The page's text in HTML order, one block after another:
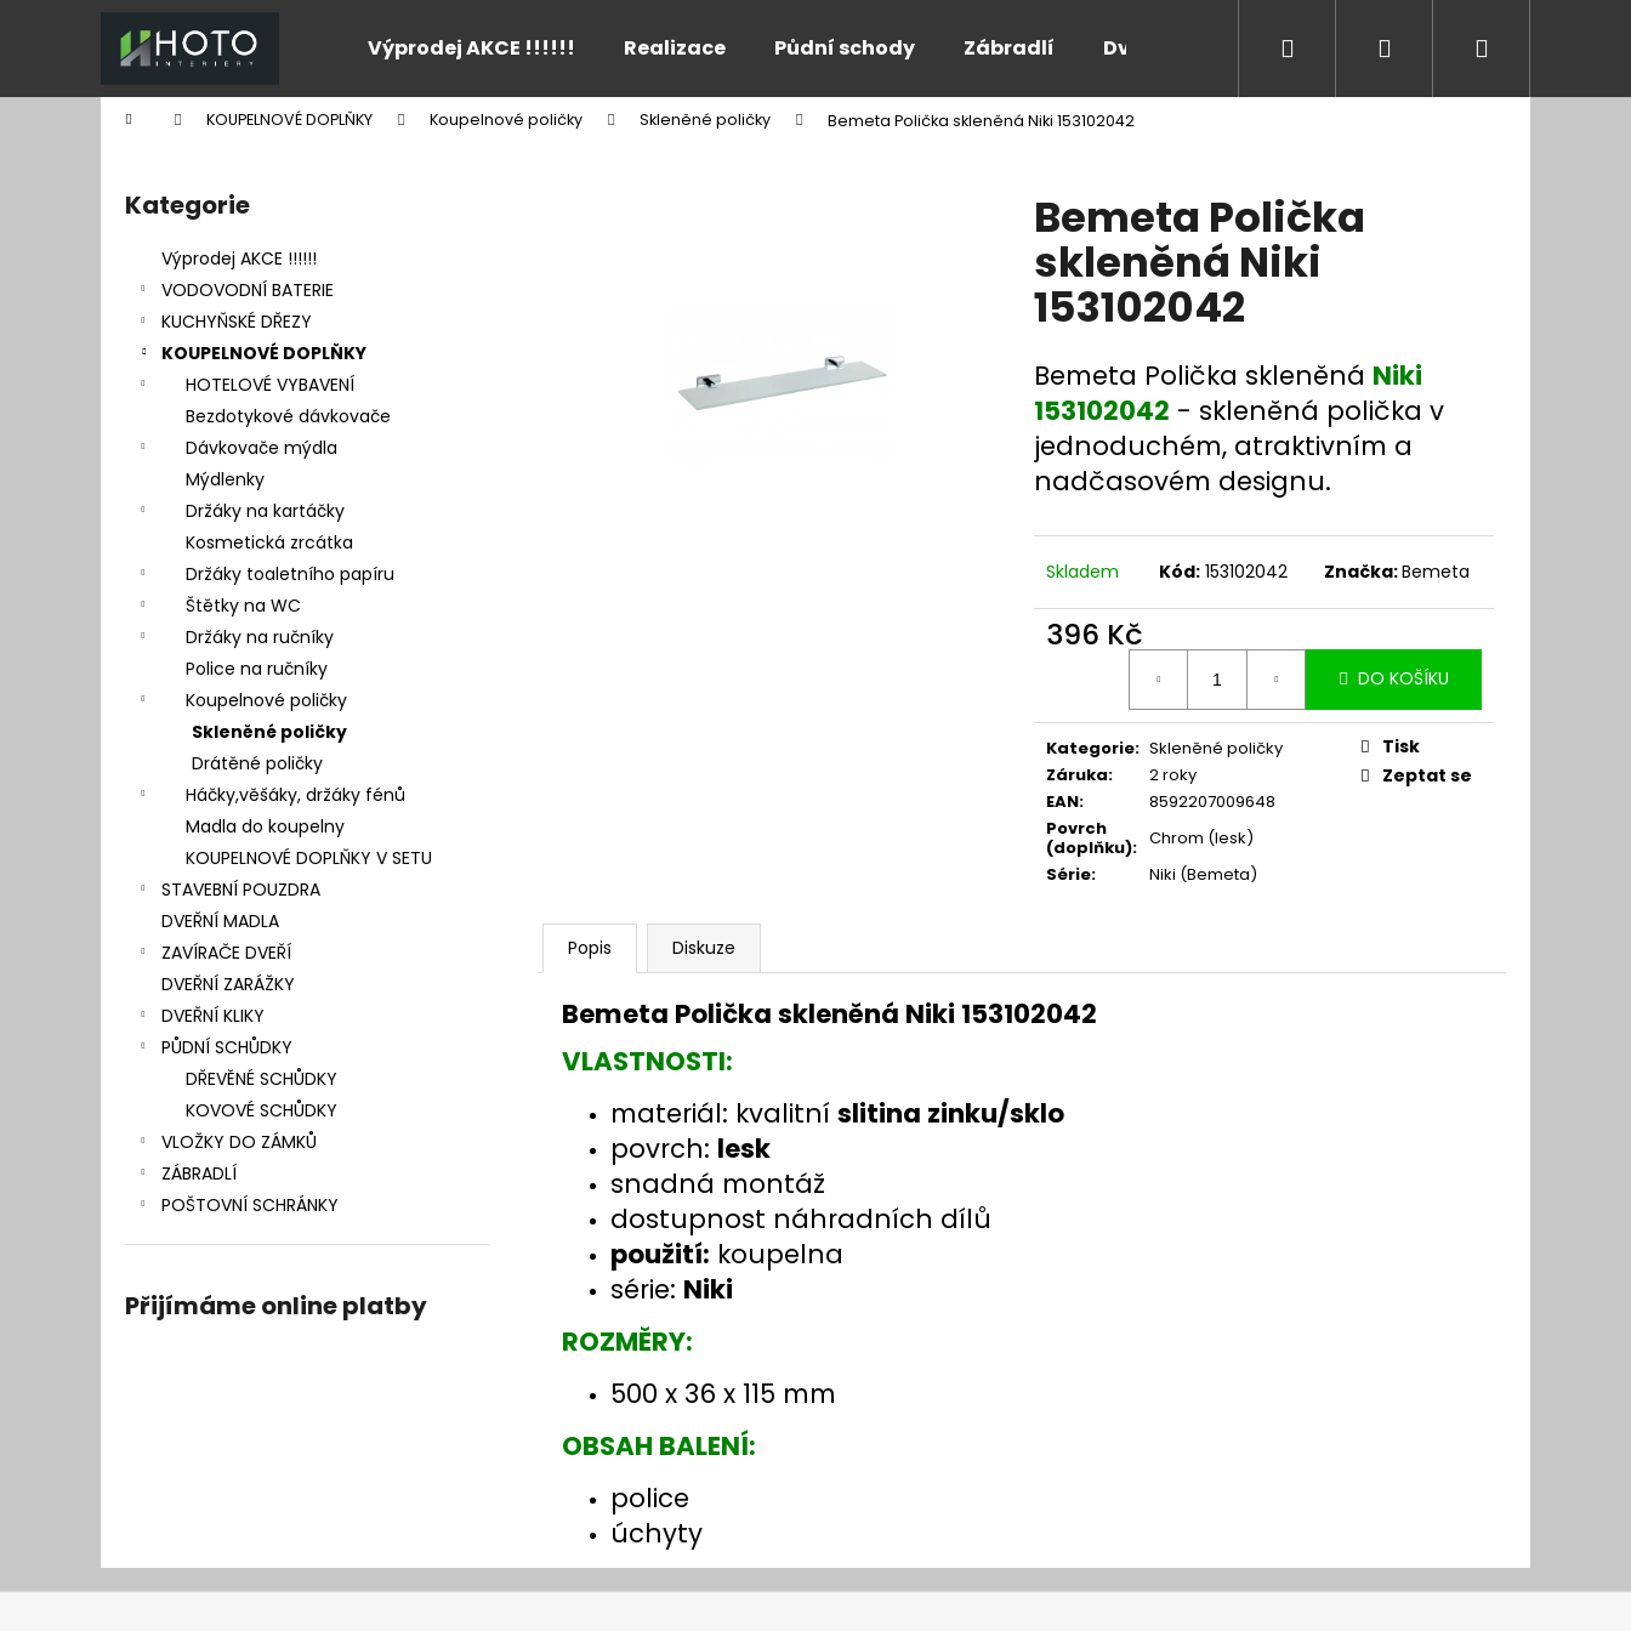
Výprodej AKCE !!!!!! Realizace Půdní schody Zábradlí Dveře a zárubně Kontakt Blog
Přihlášení
Domů KOUPELNOVÉ DOPLŇKY Koupelnové poličky Skleněné poličky Bemeta Polička skleněná Niki 153102042
Přeskočit
kategorie
Kategorie
Výprodej AKCE !!!!!!
VODOVODNÍ BATERIE
KUCHYŇSKÉ DŘEZY
KOUPELNOVÉ DOPLŇKY
HOTELOVÉ VYBAVENÍ
Bezdotykové dávkovače
Dávkovače mýdla
Mýdlenky
Držáky na kartáčky
Kosmetická zrcátka
Držáky toaletního papíru
Štětky na WC
Držáky na ručníky
Police na ručníky
Koupelnové poličky
Skleněné poličky
Drátěné poličky
Háčky,věšáky, držáky fénů
Madla do koupelny
KOUPELNOVÉ DOPLŇKY V SETU
STAVEBNÍ POUZDRA
DVEŘNÍ MADLA
ZAVÍRAČE DVEŘÍ
DVEŘNÍ ZARÁŽKY
DVEŘNÍ KLIKY
PŮDNÍ SCHŮDKY
DŘEVĚNÉ SCHŮDKY
KOVOVÉ SCHŮDKY
VLOŽKY DO ZÁMKŮ
ZÁBRADLÍ
POŠTOVNÍ SCHRÁNKY
Přijímáme online platby
Bemeta Polička
skleněná Niki
153102042
Bemeta Polička skleněná Niki
153102042 - skleněná polička v
jednoduchém, atraktivním a
nadčasovém designu.
Skladem Kód: 153102042 Značka:Bemeta
396 Kč
DO KOŠÍKU
Kategorie: Skleněné poličky
Záruka:
2 roky
EAN:
8592207009648
Povrch
(doplňku): Chrom (lesk)
Série: Niki (Bemeta)
Tisk
Zeptat se
Popis Diskuze
Bemeta Polička skleněná Niki 153102042
VLASTNOSTI:
materiál: kvalitní slitina zinku/sklo
povrch: lesk
snadná montáž
dostupnost náhradních dílů
použití: koupelna
série: Niki
ROZMĚRY:
500 x 36 x 115 mm
OBSAH BALENÍ:
police
úchyty
í
Zpět
do
Zpět
do
Co potřebujete najít?
Z